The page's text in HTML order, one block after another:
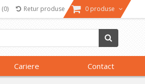
(0) Retur produse 0 produse
Cariere Contact